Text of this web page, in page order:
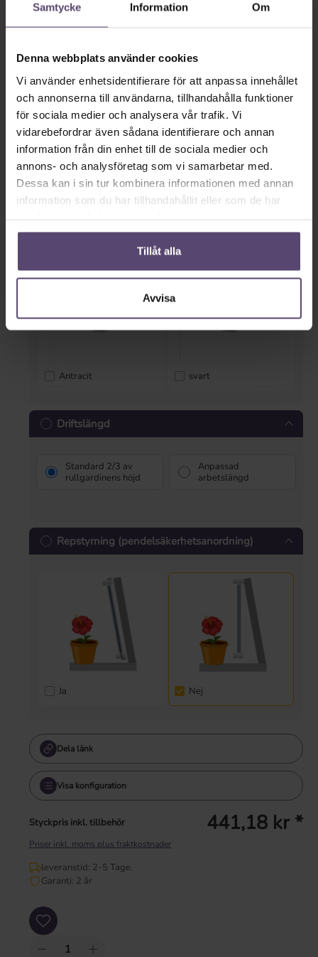
Samtycke Information Om
Denna webbplats använder cookies
Vi använder enhetsidentifierare för att anpassa innehållet
och annonserna till användarna, tillhandahålla funktioner
för sociala medier och analysera vår trafik. Vi
vidarebefordrar även sådana identifierare och annan
information från din enhet till de sociala medier och
annons- och analysföretag som vi samarbetar med.
Dessa kan i sin tur kombinera informationen med annan
information som du har tillhandahållit eller som de har
Tillåt alla
Avvisa
Systemets färg
Antracit svart
Driftslängd
Standard 2/3 av
rullgardinens höjd
Anpassad
arbetslängd
Repstyrning (pendelsäkerhetsanordning)
Ja Nej
Dela länk
Visa konfiguration
Styckpris inkl. tillbehör 441,18 kr *
Priser inkl. moms plus fraktkostnader
leveranstid: 2-5 Tage.
Garanti: 2 år
Produktkvantitet: Ange önskat värde eller använd knapparna för att öka eller